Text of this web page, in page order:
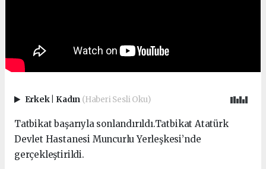
Erkek Kadın (Haberi Sesli Oku)
Tatbikat başarıyla sonlandırıldı.Tatbikat Atatürk
Devlet Hastanesi Muncurlu Yerleşkesi’nde
gerçekleştirildi.